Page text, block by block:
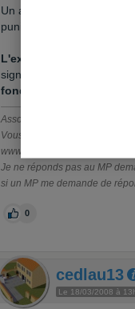
Un appel de fonds
punie de sept ans
L'extorsion est le fait
signature, un
fonds, de valeurs ou
Association AAMOI
Vous prendrez le droit
www.aamoi.info
Je ne réponds pas au MP
si un MP me demande de
0
cedlau13
Le 18/03/2008 à